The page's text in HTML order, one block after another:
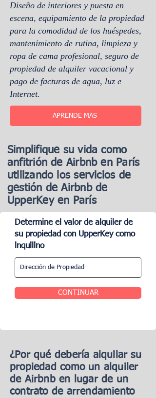
Diseño de interiores y puesta en
escena, equipamiento de la propiedad
para la comodidad de los huéspedes,
mantenimiento de rutina, limpieza y
ropa de cama profesional, seguro de
propiedad de alquiler vacacional y
pago de facturas de agua, luz e
Internet.
APRENDE MÁS
Simplifique su vida como
anfitrión de Airbnb en París
utilizando los servicios de
gestión de Airbnb de
UpperKey en París
Determine el valor de alquiler de
su propiedad con UpperKey como
inquilino
CONTINUAR
¿Por qué debería alquilar su
propiedad como un alquiler
de Airbnb en lugar de un
contrato de arrendamiento